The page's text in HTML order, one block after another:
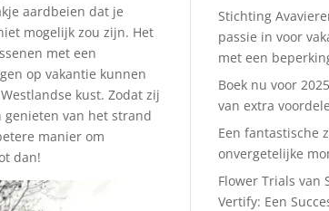
aardbeien dat je
mogelijk zou zijn. Het
met een
op vakantie kunnen
kust. Zodat zij
van het strand
manier om
dan!
Stichting
passie in voor
met een
Boek nu voor
van extra
Een fantastische
onvergetelijke
Flower Trials van
Vertify: Een